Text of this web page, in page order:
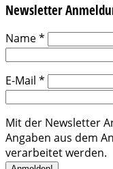
Newsletter
Name*
E-Mail *
Mit der Newsletter
Angaben aus dem
verarbeitet werden.